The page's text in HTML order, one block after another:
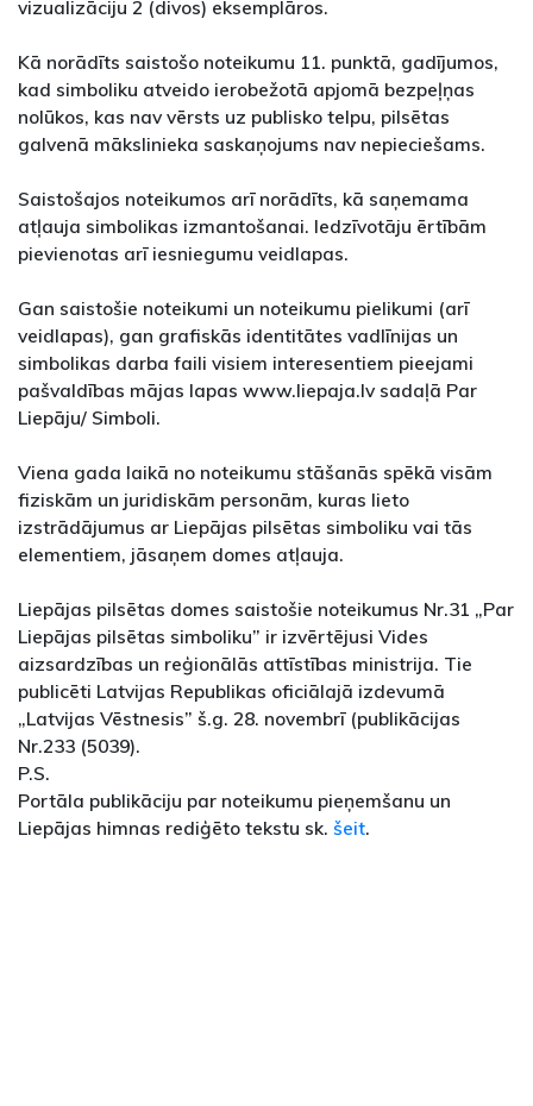
vizualizāciju 2 (divos) eksemplāros.
Kā norādīts saistošo noteikumu 11. punktā, gadījumos,
kad simboliku atveido ierobežotā apjomā bezpeļņas
nolūkos, kas nav vērsts uz publisko telpu, pilsētas
galvenā mākslinieka saskaņojums nav nepieciešams.
Saistošajos noteikumos arī norādīts, kā saņemama
atļauja simbolikas izmantošanai. Iedzīvotāju ērtībām
pievienotas arī iesniegumu veidlapas.
Gan saistošie noteikumi un noteikumu pielikumi (arī
veidlapas), gan grafiskās identitātes vadlīnijas un
simbolikas darba faili visiem interesentiem pieejami
pašvaldības mājas lapas www.liepaja.lv sadaļā Par
Liepāju/ Simboli.
Viena gada laikā no noteikumu stāšanās spēkā visām
fiziskām un juridiskām personām, kuras lieto
izstrādājumus ar Liepājas pilsētas simboliku vai tās
elementiem, jāsaņem domes atļauja.
Liepājas pilsētas domes saistošie noteikumus Nr.31 „Par
Liepājas pilsētas simboliku” ir izvērtējusi Vides
aizsardzības un reģionālās attīstības ministrija. Tie
publicēti Latvijas Republikas oficiālajā izdevumā
„Latvijas Vēstnesis” š.g. 28. novembrī (publikācijas
Nr.233 (5039).
P.S.
Portāla publikāciju par noteikumu pieņemšanu un
Liepājas himnas rediģēto tekstu sk. šeit.